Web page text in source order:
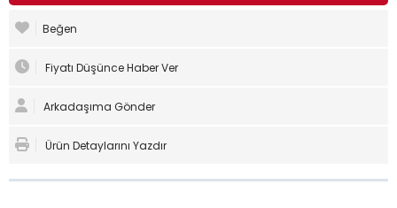
Beğen
Fiyatı Düşünce Haber Ver
Arkadaşıma Gönder
Ürün Detaylarını Yazdır